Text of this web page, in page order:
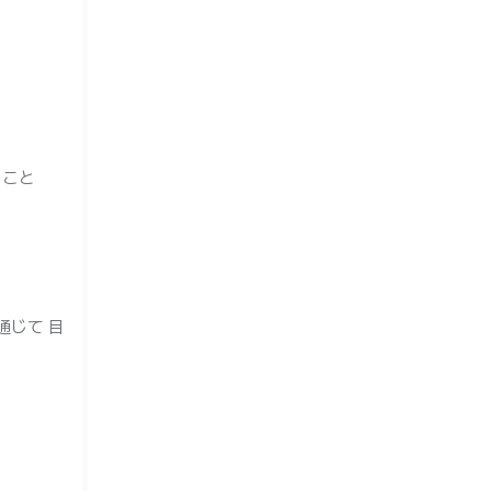
と
じて 目